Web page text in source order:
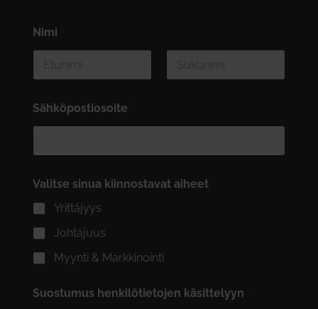
Nimi *
Sähköpostiosoite *
Valitse sinua kiinnostavat aiheet *
Yrittäjyys
Johtajuus
Myynti & Markkinointi
Suostumus henkilötietojen käsittelyyn *